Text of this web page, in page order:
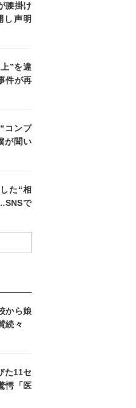
腰掛け
声明
”を違
件が再
コンプ
が聞い
た“相
で
から娘
続々
た11セ
愕「医